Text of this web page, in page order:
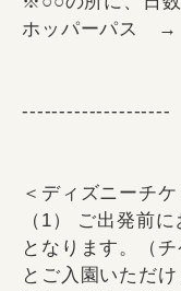
ホッパーパス →
--------------------
＜ディズニーチ
（1） ご出発前
となります。（
とご入園いただけ